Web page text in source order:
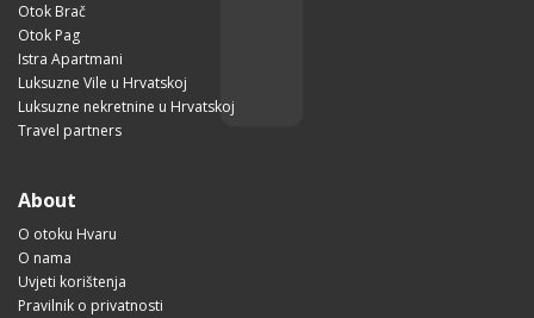
Otok Brač
Otok Pag
Istra Apartmani
Luksuzne Vile u Hrvatskoj
Luksuzne nekretnine u Hrvatskoj
Travel partners
About
O otoku Hvaru
O nama
Uvjeti korištenja
Pravilnik o privatnosti